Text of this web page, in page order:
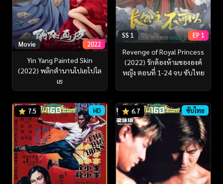
Movie 2022
Yin Yang Painted Skin
(2022) พลิกตำนานโปเยโปโล
เย
SS 1 EP 1
Revenge of Royal Princess
(2022) รักต้องห้ามขององค์
หญิง ตอนที่ 1-24 จบ ซับไทย
7.5 HD 6.7 ซับไทย